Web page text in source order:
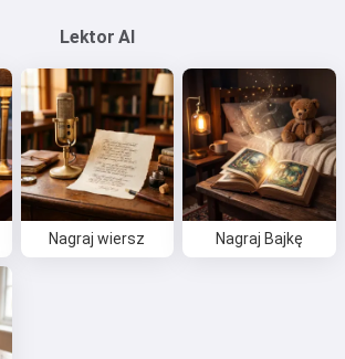
Lektor AI
Nagraj wiersz Nagraj Bajkę